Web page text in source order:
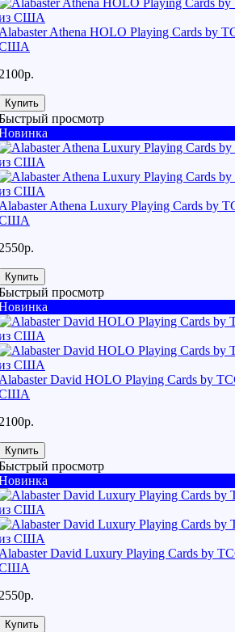
Athena HOLO Playing Cards by
Купить
просмотр
Athena Luxury Playing Cards by
Купить
просмотр
David HOLO Playing Cards by
Купить
просмотр
David Luxury Playing Cards by
Купить